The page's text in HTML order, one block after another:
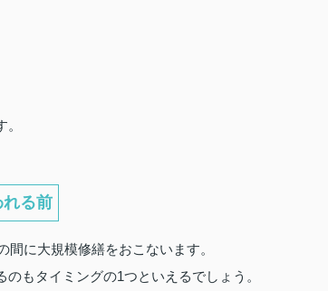
る前
に大規模修繕をおこないます。
もタイミングの1つといえるでしょう。